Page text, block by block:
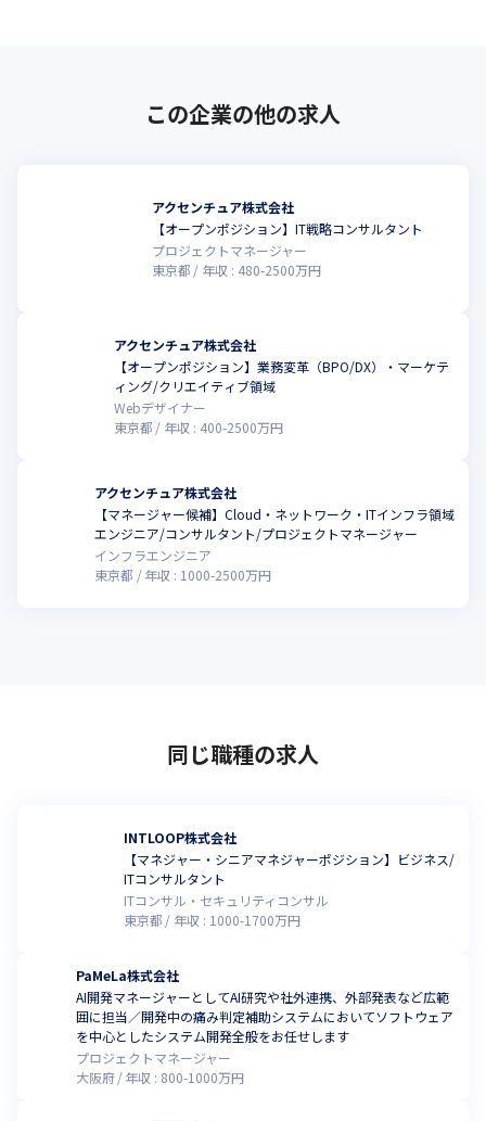
この企業の他の求人
アクセンチュア株式会社
【オープンポジション】IT戦略コンサルタント
プロジェクトマネージャー
東京都
年収 : 480-2500万円
アクセンチュア株式会社
【オープンポジション】業務変革（BPO/DX）・マーケテ
ィング/クリエイティブ領域
Webデザイナー
東京都
年収 : 400-2500万円
アクセンチュア株式会社
【マネージャー候補】Cloud・ネットワーク・ITインフラ領域
エンジニア/コンサルタント/プロジェクトマネージャー
インフラエンジニア
東京都
年収 : 1000-2500万円
同じ職種の求人
INTLOOP株式会社
【マネジャー・シニアマネジャーポジション】ビジネス/
ITコンサルタント
ITコンサル・セキュリティコンサル
東京都
年収 : 1000-1700万円
PaMeLa株式会社
AI開発マネージャーとしてAI研究や社外連携、外部発表など広範
囲に担当／開発中の痛み判定補助システムにおいてソフトウェア
を中心としたシステム開発全般をお任せします
プロジェクトマネージャー
大阪府
年収 : 800-1000万円